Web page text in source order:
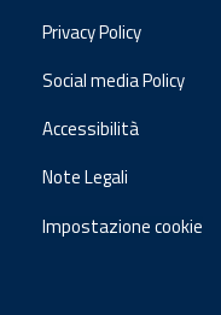
Privacy Policy
Social media Policy
Accessibilità
Note Legali
Impostazione cookie